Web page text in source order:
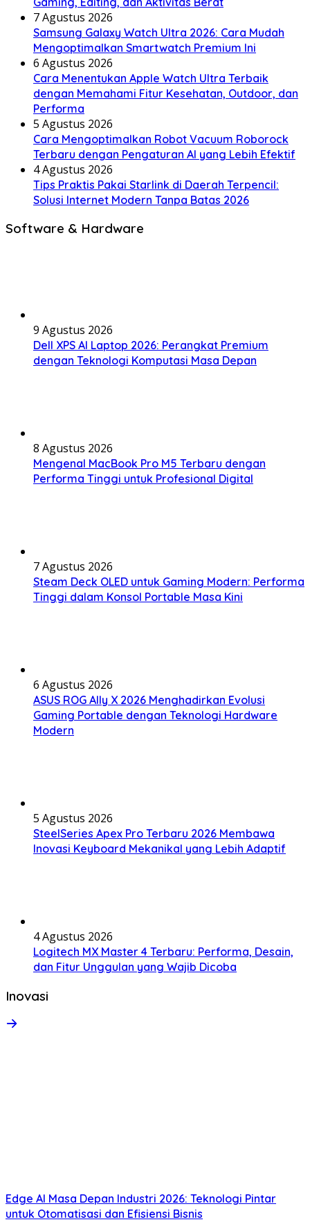
7 Agustus 2026
Samsung Galaxy Watch Ultra 2026: Cara Mudah
Mengoptimalkan Smartwatch Premium Ini
6 Agustus 2026
Cara Menentukan Apple Watch Ultra Terbaik
dengan Memahami Fitur Kesehatan, Outdoor, dan
Performa
5 Agustus 2026
Cara Mengoptimalkan Robot Vacuum Roborock
Terbaru dengan Pengaturan AI yang Lebih Efektif
4 Agustus 2026
Tips Praktis Pakai Starlink di Daerah Terpencil:
Solusi Internet Modern Tanpa Batas 2026
Software & Hardware
9 Agustus 2026
Dell XPS AI Laptop 2026: Perangkat Premium
dengan Teknologi Komputasi Masa Depan
8 Agustus 2026
Mengenal MacBook Pro M5 Terbaru dengan
Performa Tinggi untuk Profesional Digital
7 Agustus 2026
Steam Deck OLED untuk Gaming Modern: Performa
Tinggi dalam Konsol Portable Masa Kini
6 Agustus 2026
ASUS ROG Ally X 2026 Menghadirkan Evolusi
Gaming Portable dengan Teknologi Hardware
Modern
5 Agustus 2026
SteelSeries Apex Pro Terbaru 2026 Membawa
Inovasi Keyboard Mekanikal yang Lebih Adaptif
4 Agustus 2026
Logitech MX Master 4 Terbaru: Performa, Desain,
dan Fitur Unggulan yang Wajib Dicoba
Inovasi
Edge AI Masa Depan Industri 2026: Teknologi Pintar
untuk Otomatisasi dan Efisiensi Bisnis